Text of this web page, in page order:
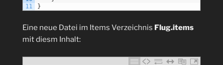
11
}
Eine neue Datei im Items Verzeichnis Flug.items
mit diesm Inhalt: